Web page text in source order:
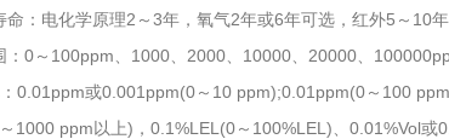
电化学原理2～3年，氧气2年或6年可选，红外5～10
～100ppm、1000、2000、10000、20000、
或0.001ppm(0～10 ppm);0.01ppm(0～100
ppm以上)，0.1%LEL(0～100%LEL)、0.01%Vol或